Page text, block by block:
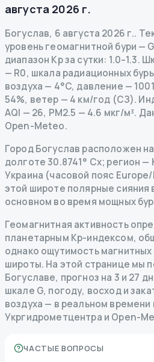
августа 2026 г.
Богуслав, 6 августа 2026 г..
уровень геомагнитной бури — G
диапазон Kp за сутки: 1.0–1.3.
— R0, шкала радиационных бурь
воздуха — 4°C, давление —
54%, ветер — 4 км/год (СЗ).
AQI — 26, PM2.5 — 4.6 мкг/м³.
Open-Meteo.
Город Богуслав расположен
долготе 30.8741° Сх; регион —
Украина (часовой пояс
этой широте полярные сияния
основном во время мощных
Геомагнитная активность
планетарным Kp-индексом,
однако ощутимость магнитных
широты. На этой странице мы
Богуславе, прогноз на 3 и 27
шкале G, погоду, восход и
воздуха — в реальном времени
Укргидрометцентра и Open-
ЧАСТЫЕ ВОПРОСЫ